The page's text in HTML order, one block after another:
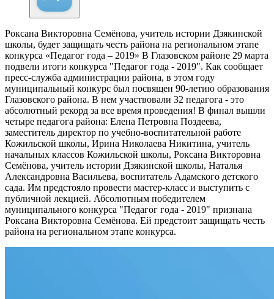
Роксана Викторовна Семёнова, учитель истории Дзякинской
школы, будет защищать честь района на региональном этапе
конкурса «Педагог года – 2019» В Глазовском районе 29 марта
подвели итоги конкурса "Педагог года - 2019". Как сообщает
пресс-служба администрации района, в этом году
муниципальный конкурс был посвящен 90-летию образования
Глазовского района. В нем участвовали 32 педагога - это
абсолютный рекорд за все время проведения! В финал вышли
четыре педагога района: Елена Петровна Поздеева,
заместитель директор по учебно-воспитательной работе
Кожильской школы, Ирина Николаева Никитина, учитель
начальных классов Кожильской школы, Роксана Викторовна
Семёнова, учитель истории Дзякинской школы, Наталья
Александровна Васильева, воспитатель Адамского детского
сада. Им предстояло провести мастер-класс и выступить с
публичной лекцией. Абсолютным победителем
муниципального конкурса "Педагог года - 2019" признана
Роксана Викторовна Семёнова. Ей предстоит защищать честь
района на региональном этапе конкурса.